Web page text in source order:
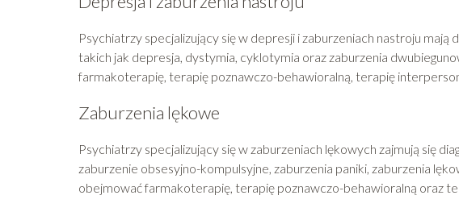
Psychiatrzy specjalizujący się w depresji i zaburzeniach nastroju mają
takich jak depresja, dystymia, cyklotymia oraz zaburzenia
farmakoterapię, terapię poznawczo-behawioralną, terapię
Zaburzenia lękowe
Psychiatrzy specjalizujący się w zaburzeniach lękowych zajmują się
zaburzenie obsesyjno-kompulsyjne, zaburzenia paniki, zaburzenia
obejmować farmakoterapię, terapię poznawczo-behawioralną oraz